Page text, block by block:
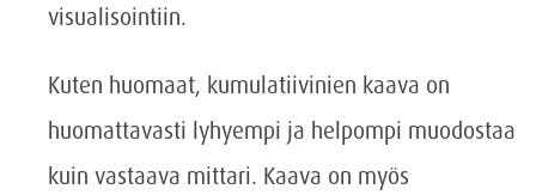
visualisointiin.
Kuten huomaat, kumulatiivinien kaava on
huomattavasti lyhyempi ja helpompi muodostaa
kuin vastaava mittari. Kaava on myös